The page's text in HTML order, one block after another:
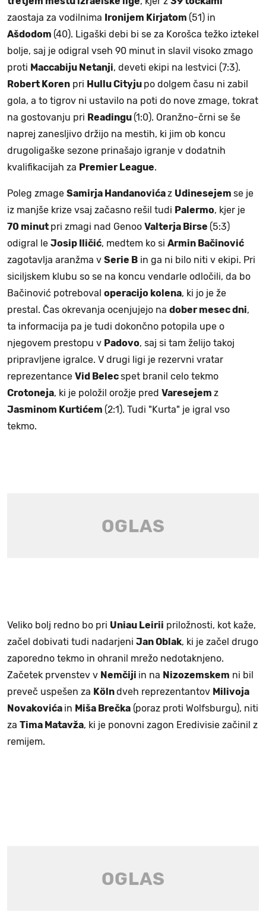
zaostaja za vodilnima Ironijem Kirjatom (51) in
Ašdodom (40). Ligaški debi bi se za Korošca težko iztekel
bolje, saj je odigral vseh 90 minut in slavil visoko zmago
proti Maccabiju Netanji, deveti ekipi na lestvici (7:3).
Robert Koren pri Hullu Cityju po dolgem času ni zabil
gola, a to tigrov ni ustavilo na poti do nove zmage, tokrat
na gostovanju pri Readingu (1:0). Oranžno-črni se še
naprej zanesljivo držijo na mestih, ki jim ob koncu
drugoligaške sezone prinašajo igranje v dodatnih
kvalifikacijah za Premier League.
Poleg zmage Samirja Handanovićaz Udinesejem se je
iz manjše krize vsaj začasno rešil tudi Palermo, kjer je
70 minut pri zmagi nad Genoo Valterja Birse (5:3)
odigral le Josip Iličić, medtem ko si Armin Bačinović
zagotavlja aranžma v Serie B in ga ni bilo niti v ekipi. Pri
siciljskem klubu so se na koncu vendarle odločili, da bo
Bačinović potreboval operacijo kolena, ki jo je že
prestal. Čas okrevanja ocenjujejo na dober mesec dni,
ta informacija pa je tudi dokončno potopila upe o
njegovem prestopu v Padovo, saj si tam želijo takoj
pripravljene igralce. V drugi ligi je rezervni vratar
reprezentance Vid Belecspet branil celo tekmo
Crotoneja, ki je položil orožje pred Varesejem z
Jasminom Kurtićem (2:1). Tudi "Kurta" je igral vso
tekmo.
Veliko bolj redno bo pri Uniau Leirii priložnosti, kot kaže,
začel dobivati tudi nadarjeni Jan Oblak, ki je začel drugo
zaporedno tekmo in ohranil mrežo nedotaknjeno.
Začetek prvenstev v Nemčiji in na Nizozemskem ni bil
preveč uspešen za Kölndveh reprezentantov Milivoja
Novakovića in Miša Brečka (poraz proti Wolfsburgu), niti
za Tima Matavža, ki je ponovni zagon Eredivisie začinil z
remijem.